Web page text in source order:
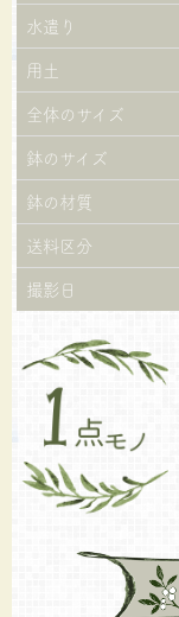
水遣り
用土
全体のサイズ
鉢のサイズ
鉢の材質
送料区分
撮影日